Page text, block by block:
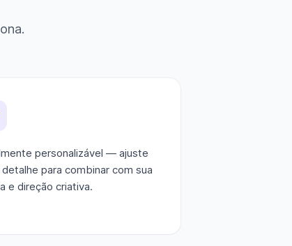
personalizável — ajuste
para combinar com sua
e direção criativa.